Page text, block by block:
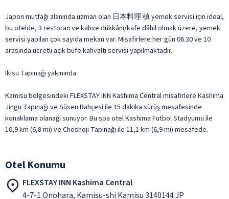
Japon mutfağı alanında uzman olan 日本料理 槙 yemek servisi için ideal,
bu otelde, 3 restoran ve kahve dükkânı/kafe dâhil olmak üzere, yemek
servisi yapılan çok sayıda mekan var. Misafirlere her gün 06.30 ve 10
arasında ücretli açık büfe kahvaltı servisi yapılmaktadır.
Ikisu Tapınağı yakınında
Kamisu bölgesindeki FLEXSTAY INN Kashima Central misafirlere Kashima
Jingu Tapınağı ve Süsen Bahçesi ile 15 dakika sürüş mesafesinde
konaklama olanağı sunuyor. Bu spa otel Kashima Futbol Stadyumu ile
10,9 km (6,8 mi) ve Choshoji Tapınağı ile 11,1 km (6,9 mi) mesafede.
Otel Konumu
FLEXSTAY INN Kashima Central
4-7-1 Onohara, Kamisu-shi Kamisu 3140144 JP